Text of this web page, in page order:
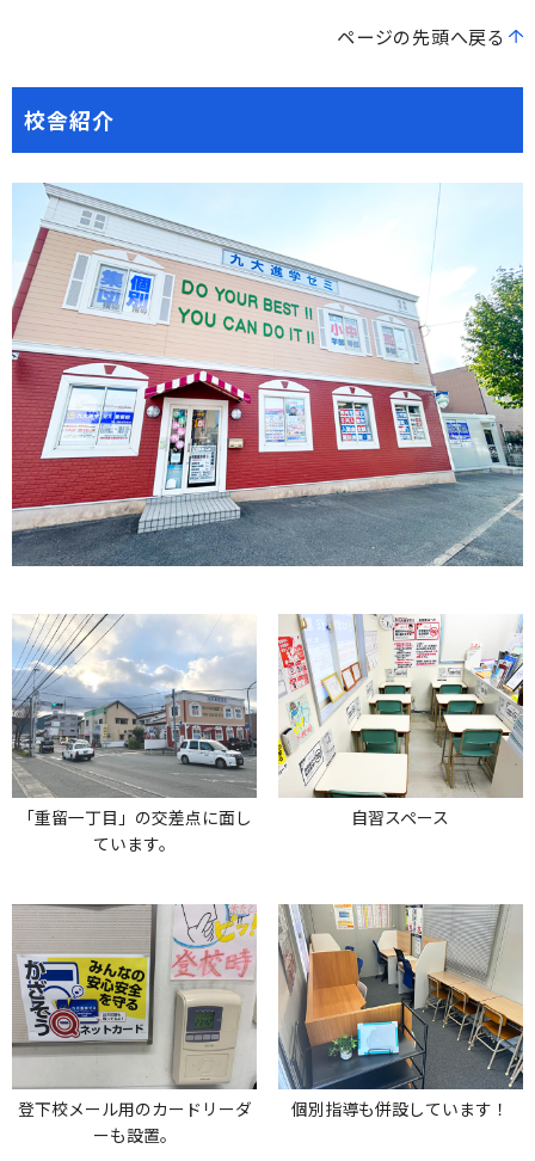
ページの先頭へ戻る
校舎紹介
「重留一丁目」の交差点に面し
ています。
自習スペース
登下校メール用のカードリーダ
ーも設置。
個別指導も併設しています！